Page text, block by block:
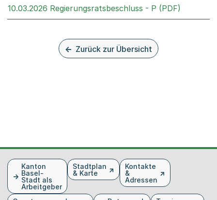
10.03.2026 Regierungsratsbeschluss - P (PDF)
Zurück zur Übersicht
FusszeileKanton
Basel-
Stadt als
Arbeitgeber
Stadtplan
& Karte
Kontakte
&
Adressen